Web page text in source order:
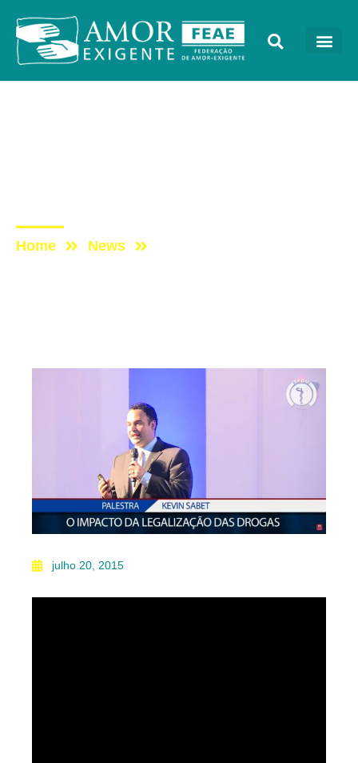
Home News
julho 20, 2015